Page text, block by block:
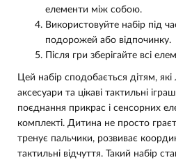
елементи між собою.
Використовуйте набір під
подорожей або відпочинку.
Після гри зберігайте всі
Цей набір сподобається дітям, які
аксесуари та цікаві тактильні
поєднання прикрас і сенсорних
комплекті. Дитина не просто
тренує пальчики, розвиває
тактильні відчуття. Такий набір